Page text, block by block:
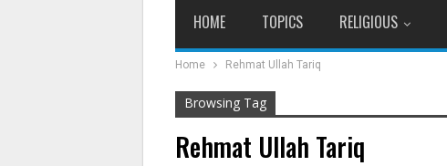
HOME TOPICS RELIGIOUS
Home Rehmat Ullah Tariq
Browsing Tag
Rehmat Ullah Tariq